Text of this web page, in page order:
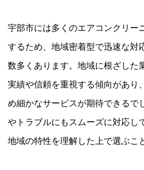
宇部市には多くのエアコンクリー
するため、地域密着型で迅速な対
数多くあります。地域に根ざした
実績や信頼を重視する傾向があり
め細かなサービスが期待できるで
やトラブルにもスムーズに対応し
地域の特性を理解した上で選ぶこ